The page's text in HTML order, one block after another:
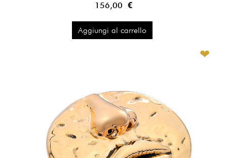
156,00 €
Aggiungi al carrello